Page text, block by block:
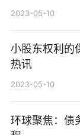
2023-05-10
小股东权利的
热讯
2023-05-10
环球聚焦：债